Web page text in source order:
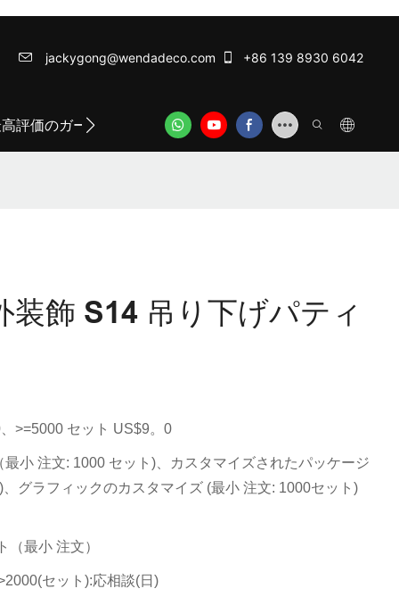
jackygong@wendadeco.com​​​​​​​ +86 139 8930 6042
評価のガーランドライト ODM/OEM SERVICE
装飾 S14 吊り下げパティ
>=5000 セット US$9。0
小 注文: 1000 セット)、カスタマイズされたパッケージ
グラフィックのカスタマイズ (最小 注文: 1000セット)
（最小 注文）
セット):応相談(日)